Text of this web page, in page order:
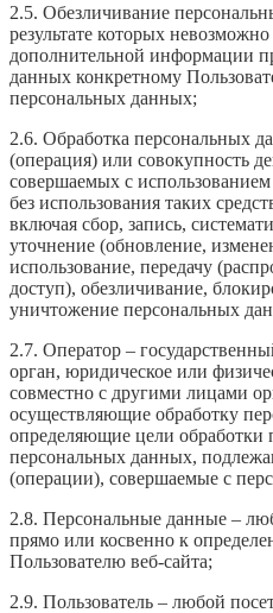
2.5. Обезличивание
результате которых
дополнительной информации
данных конкретному
персональных данных;
2.6. Обработка персональных
(операция) или совокупность
совершаемых с
без использования таких
включая сбор, запись,
уточнение (обновление,
использование, передачу
доступ), обезличивание,
уничтожение персональных
2.7. Оператор –
орган, юридическое или
совместно с другими лицами
осуществляющие обработку
определяющие цели обработки
персональных данных,
(операции), совершаемые с
2.8. Персональные данные –
прямо или косвенно к
Пользователю веб-сайта;
2.9. Пользователь – любой